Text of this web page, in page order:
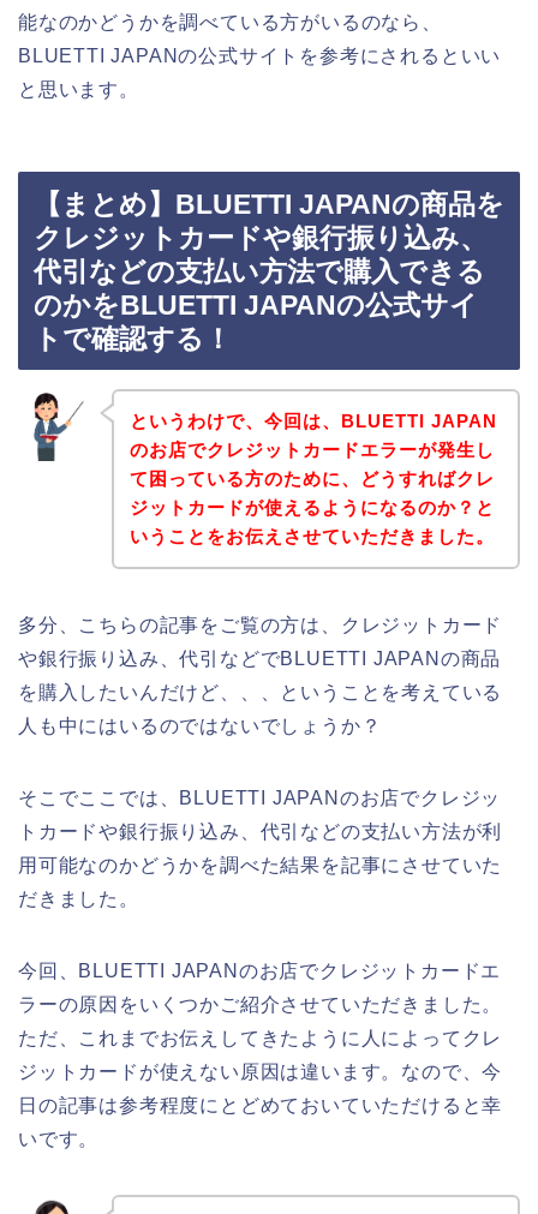
能なのかどうかを調べている方がいるのなら、
BLUETTI JAPANの公式サイトを参考にされるといい
と思います。
【まとめ】BLUETTI JAPANの商品を
クレジットカードや銀行振り込み、
代引などの支払い方法で購入できる
のかをBLUETTI JAPANの公式サイ
トで確認する！
というわけで、今回は、BLUETTI JAPAN
のお店でクレジットカードエラーが発生し
て困っている方のために、どうすればクレ
ジットカードが使えるようになるのか？と
いうことをお伝えさせていただきました。
多分、こちらの記事をご覧の方は、クレジットカード
や銀行振り込み、代引などでBLUETTI JAPANの商品
を購入したいんだけど、、、ということを考えている
人も中にはいるのではないでしょうか？
そこでここでは、BLUETTI JAPANのお店でクレジッ
トカードや銀行振り込み、代引などの支払い方法が利
用可能なのかどうかを調べた結果を記事にさせていた
だきました。
今回、BLUETTI JAPANのお店でクレジットカードエ
ラーの原因をいくつかご紹介させていただきました。
ただ、これまでお伝えしてきたように人によってクレ
ジットカードが使えない原因は違います。なので、今
日の記事は参考程度にとどめておいていただけると幸
いです。